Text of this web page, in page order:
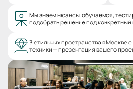
Мы знаем нюансы, обучаемся,
подобрать решение под конкретный
3 стильных пространства в Москве
техники — презентация вашего